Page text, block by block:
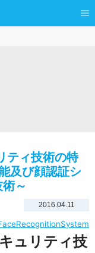
ティ技術の特
及び顔認証シ
～
2016.04.11
ュリティ技